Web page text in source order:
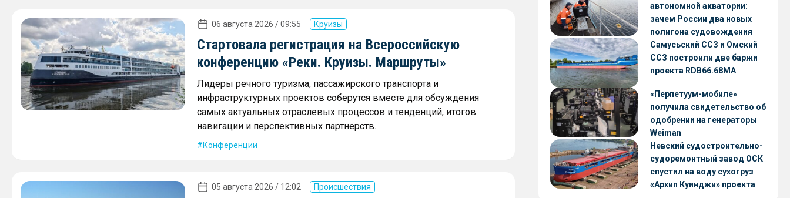
06 августа 2026 / 09:55 Круизы
Стартовала регистрация на Всероссийскую
конференцию «Реки. Круизы. Маршруты»
Лидеры речного туризма, пассажирского транспорта и
инфраструктурных проектов соберутся вместе для обсуждения
самых актуальных отраслевых процессов и тенденций, итогов
навигации и перспективных партнерств.
Конференции
05 августа 2026 / 12:02 Происшествия
автономной акватории:
зачем России два новых
полигона судовождения
Самусьский ССЗ и Омский
ССЗ построили две баржи
проекта RDB66.68МА
«Перпетуум-мобиле»
получила свидетельство об
одобрении на генераторы
Weiman
Невский судостроительно-
судоремонтный завод ОСК
спустил на воду сухогруз
«Архип Куинджи» проекта